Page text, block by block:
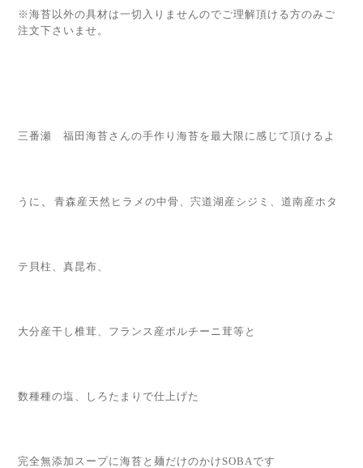
※海苔以外の具材は一切入りませんのでご理解頂ける方のみご
注文下さいませ。
三番瀬 福田海苔さんの手作り海苔を最大限 に感じて頂けるよ
うに 青森産天然ヒラメの中骨、宍道湖産シジミ、道南産ホタ
テ貝柱、真昆布、
大分産干し椎茸、フランス産ポルチーニ茸等と
数種種の塩、しろたまりで仕上げた
完全無添加スープに海苔と麺だけのかけSOBAです